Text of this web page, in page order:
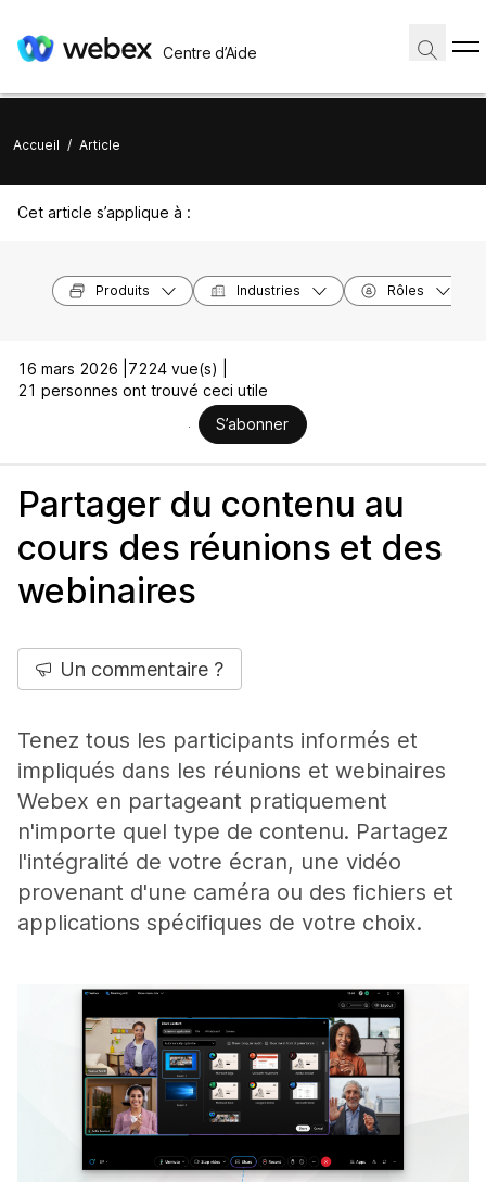
Centre d’Aide
Accueil / Article
Cet article s’applique à :
Produits Industries Rôles
16 mars 2026 | 7224 vue(s) |
21 personnes ont trouvé ceci utile
S’abonner
Partager du contenu au
cours des réunions et des
webinaires
Un commentaire ?
Tenez tous les participants informés et
impliqués dans les réunions et webinaires
Webex en partageant pratiquement
n'importe quel type de contenu. Partagez
l'intégralité de votre écran, une vidéo
provenant d'une caméra ou des fichiers et
applications spécifiques de votre choix.